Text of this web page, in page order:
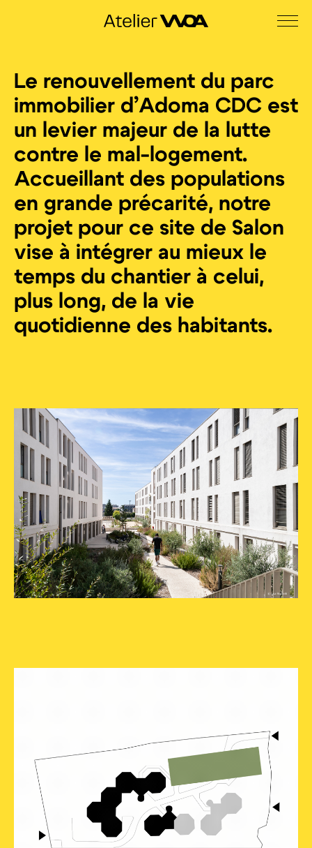
Le renouvellement du parc
immobilier d’Adoma CDC est
un levier majeur de la lutte
contre le mal-logement.
Accueillant des populations
en grande précarité, notre
projet pour ce site de Salon
vise à intégrer au mieux le
temps du chantier à celui,
plus long, de la vie
quotidienne des habitants.